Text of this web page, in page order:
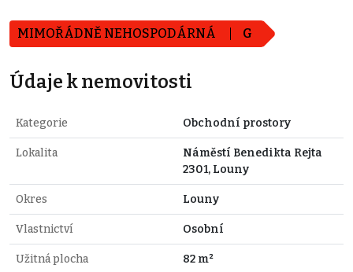
MIMOŘÁDNĚ NEHOSPODÁRNÁ G
Údaje k nemovitosti
Kategorie Obchodní prostory
Lokalita
Náměstí Benedikta Rejta
2301, Louny
Okres Louny
Vlastnictví Osobní
Užitná plocha 82 m²